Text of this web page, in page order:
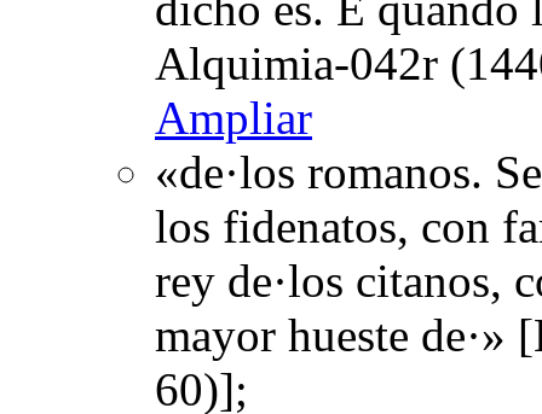
Alquimia-042r
Ampliar
«de·los romanos.
los fidenatos, con
rey de·los citanos,
mayor hueste
60)];